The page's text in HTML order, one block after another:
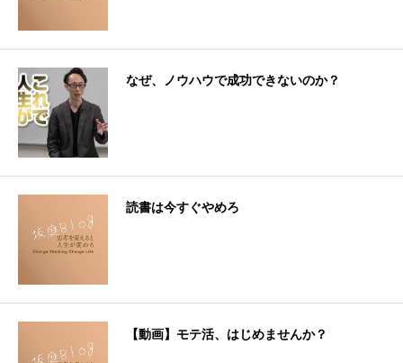
なぜ、ノウハウで成功できないのか？
読書は今すぐやめろ
【動画】モテ活、はじめませんか？